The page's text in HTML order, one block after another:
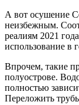
А вот осушение
неизбежным.
реалиям 2021
использование в
Впрочем, такие
полуострове.
полностью
Переложить